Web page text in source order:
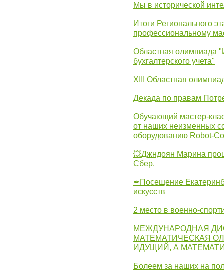
Мы в исторической
Итоги Регионального
профессиональному
Областная олимпиада
бухгалтерского учета"
XIII Областная
Декада по правам
Обучающий мастер-
от наших неизменных
оборудованию Robot-
💥Джндоян Марина
Сбер.
✒Посещение
искусств
2 место в военно-
МЕЖДУНАРОДНАЯ
МАТЕМАТИЧЕСКАЯ
ИДУЩИЙ, А
Болеем за наших на